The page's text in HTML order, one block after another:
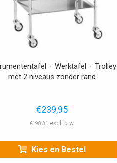
– Werktafel – Trolley
met 2 niveaus zonder rand
€239,95
€198,31
Kies en Bestel